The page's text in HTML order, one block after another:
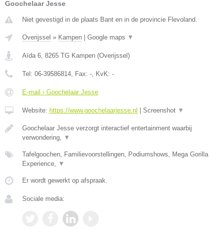
Goochelaar Jesse
Niet gevestigd in de plaats Bant en in de provincie Flevoland.
Overijssel » Kampen Google maps ▼
Aïda 6, 8265 TG Kampen (Overijssel )
Tel: 06-39586814, Fax: -, KvK: -
E-mail › Goochelaar Jesse
Website: https://www.goochelaarjesse.nl Screenshot ▼
Goochelaar Jesse verzorgt interactief entertainment waarbij
verwondering, ▼
Tafelgoochen, Familievoorstellingen, Podiumshows, Mega Gorilla
Experience, ▼
Er wordt gewerkt op afspraak.
Sociale media: